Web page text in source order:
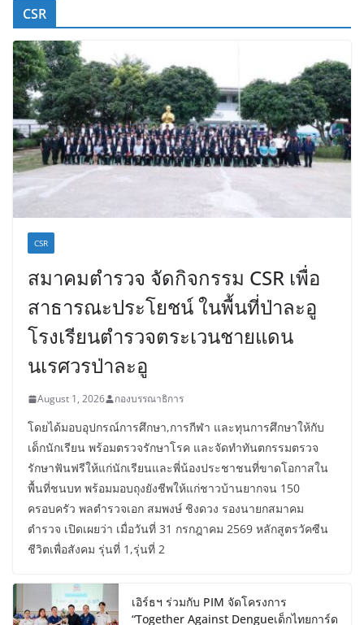
CSR
CSR
สมาคมตำรวจ จัดกิจกรรม CSR เพื่อ
สาธารณะประโยชน์ ในพื้นที่ป่าละอู
โรงเรียนตำรวจตระเวนชายแดน
นเรศวรป่าละอู
August 1, 2026 กองบรรณาธิการ
โดยได้มอบอุปกรณ์การศึกษา,การกีฬา และทุนการศึกษาให้กับ
เด็กนักเรียน พร้อมตรวจรักษาโรค และจัดทำทันตกรรมตรวจ
รักษาฟันฟรีให้แก่นักเรียนและพี่น้องประชาชนที่ขาดโอกาสใน
พื้นที่ชนบท พร้อมมอบถุงยังชีพให้แก่ชาวบ้านยากจน 150
ครอบครัว พลตำรวจเอก สมพงษ์ ชิงดวง รองนายกสมาคม
ตำรวจ เปิดเผยว่า เมื่อวันที่ 31 กรกฎาคม 2569 หลักสูตรวัคซีน
ชีวิตเพื่อสังคม รุ่นที่ 1,รุ่นที่ 2
เอิร์ธฯ ร่วมกับ PIM จัดโครงการ
“Together Against Dengueเด็กไทยการ์ด